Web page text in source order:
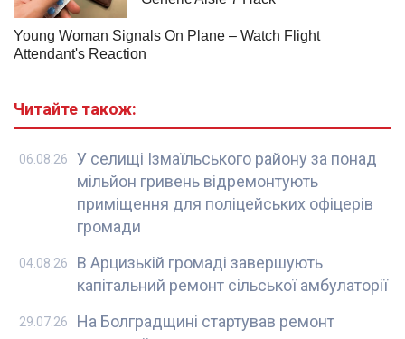
Читайте також:
У селищі Ізмаїльського району за понад
мільйон гривень відремонтують
приміщення для поліцейських офіцерів
громади
06.08.26
В Арцизькій громаді завершують
капітальний ремонт сільської амбулаторії
04.08.26
На Болградщині стартував ремонт
29.07.26